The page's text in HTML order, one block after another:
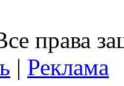
права
| Реклама